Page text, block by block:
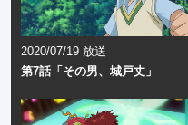
2020/07/19 放送
第7話「その男、城戸丈」